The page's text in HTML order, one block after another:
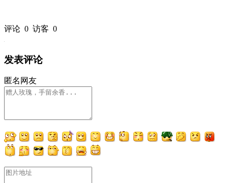
评论 0 访客 0
发表评论
匿名网友